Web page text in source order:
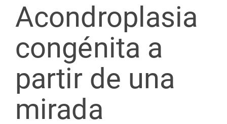
Acondroplasia
congénita a
partir de una
mirada